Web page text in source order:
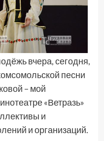
вчера, сегодня,
песни
– мой
«Ветразь»
и
и организаций.